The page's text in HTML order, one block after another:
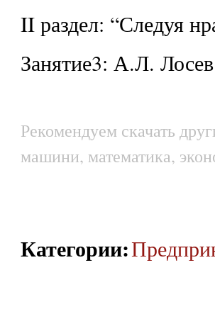
II раздел: “Следуя
Занятие3: А.Л.
Рекомендуем скачать
машини, математика,
Категории: